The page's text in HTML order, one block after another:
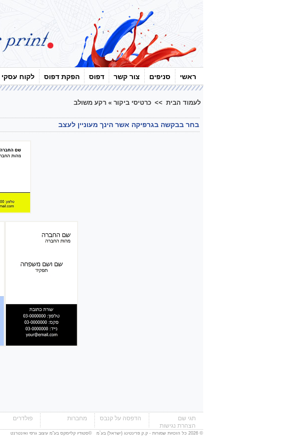
ראשי סניפים צור קשר דפוס הפקת דפוס לקוח עסקי
לעמוד הבית >> כרטיסי ביקור » רקע משולב
בחר בבקשה בגרפיקה אשר הינך מעוניין לעצב
תגי שם
הצהרת נגישות
הדפסה על קנבס מחברות פולדרים
© 2026 כל הזכויות שמורות - ק.ק פרינטינג (ישראל) בע`מ © סטודיו קליימקס בע"מ עיצוב גרפי ואינטרנט